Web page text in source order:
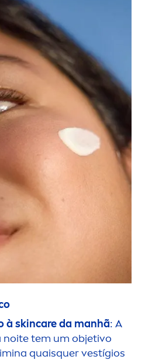
àskincareda manhã: A
noite tem um objetivo
quaisquer vestígios